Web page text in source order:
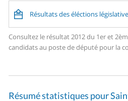
Résultats des éléctions
Consultez le résultat 2012 du 1er et
candidats au poste de député pour la
Résumé statistiques pour